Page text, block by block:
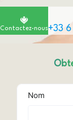
Contactez-nous+33